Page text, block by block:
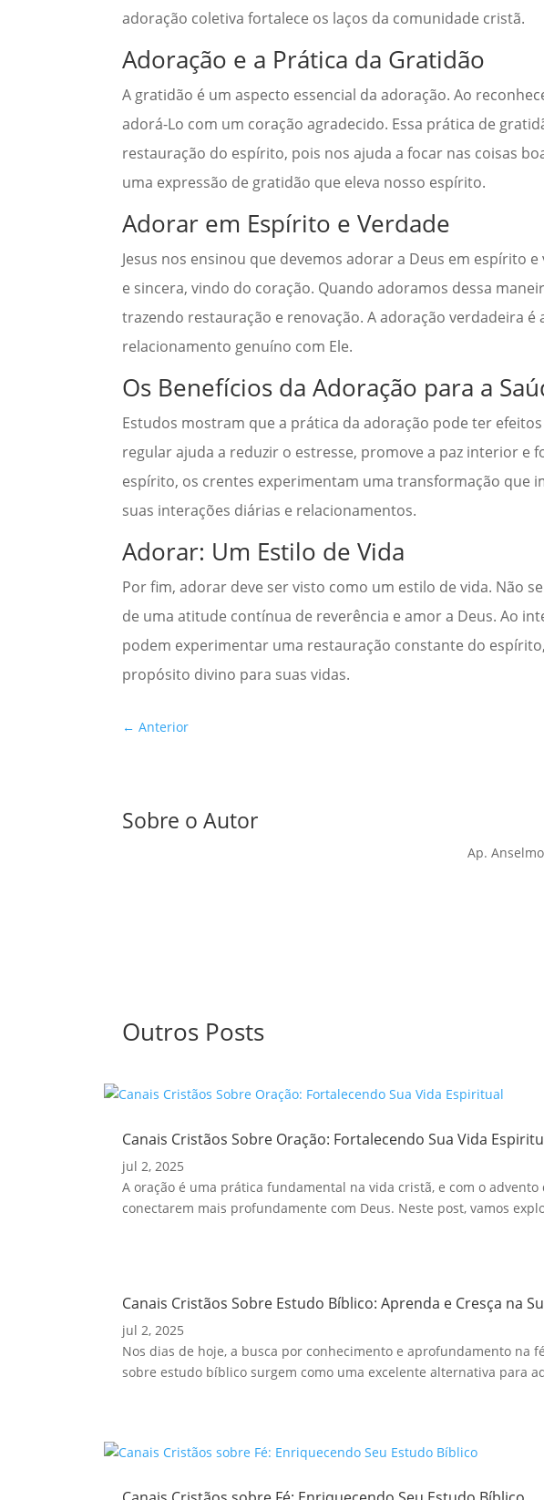
adoração coletiva fortalece os laços da comunidade cristã.
Adoração e a Prática da Gratidão
A gratidão é um aspecto essencial da adoração. Ao
adorá-Lo com um coração agradecido. Essa prática de
restauração do espírito, pois nos ajuda a focar nas coisas
uma expressão de gratidão que eleva nosso espírito.
Adorar em Espírito e Verdade
Jesus nos ensinou que devemos adorar a Deus em espírito
e sincera, vindo do coração. Quando adoramos dessa
trazendo restauração e renovação. A adoração verdadeira
relacionamento genuíno com Ele.
Os Benefícios da Adoração para a
Estudos mostram que a prática da adoração pode ter
regular ajuda a reduzir o estresse, promove a paz interior e
espírito, os crentes experimentam uma transformação que
suas interações diárias e relacionamentos.
Adorar: Um Estilo de Vida
Por fim, adorar deve ser visto como um estilo de vida. Não
de uma atitude contínua de reverência e amor a Deus. Ao
podem experimentar uma restauração constante do
propósito divino para suas vidas.
←Anterior
Sobre o Autor
Ap.
Outros Posts
Canais Cristãos Sobre Oração: Fortalecendo Sua Vida
jul 2, 2025
A oração é uma prática fundamental na vida cristã, e com o
conectarem mais profundamente com Deus. Neste post, vamos
Canais Cristãos Sobre Estudo Bíblico: Aprenda e Cresça na
jul 2, 2025
Nos dias de hoje, a busca por conhecimento e aprofundamento na
sobre estudo bíblico surgem como uma excelente alternativa para